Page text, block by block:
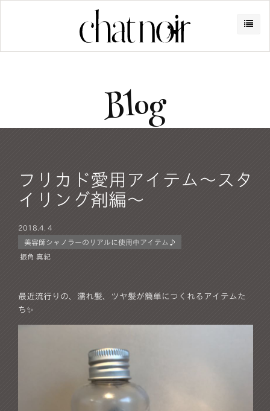
Blog
フリカド愛用アイテム～スタ
イリング剤編～
2018. 4. 4
美容師シャノラーのリアルに使用中アイテム♪
振角 真紀
最近流行りの、濡れ髪、ツヤ髪が簡単につくれるアイテムた
ち✨